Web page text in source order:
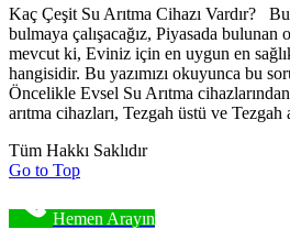
Kaç Çeşit Su Arıtma Cihazı Vardır?
bulmaya çalışacağız, Piyasada bulunan
mevcut ki, Eviniz için en uygun en
hangisidir. Bu yazımızı okuyunca bu
Öncelikle Evsel Su Arıtma
arıtma cihazları, Tezgah üstü ve
Tüm Hakkı Saklıdır
Go to Top
Hemen Arayın